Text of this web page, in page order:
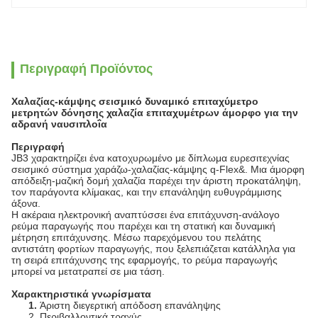
Περιγραφή Προϊόντος
Χαλαζίας-κάμψης σεισμικό δυναμικό επιταχύμετρο
μετρητών δόνησης χαλαζία επιταχυμέτρων άμορφο για την
αδρανή ναυσιπλοΐα
Περιγραφή
JB3 χαρακτηρίζει ένα κατοχυρωμένο με δίπλωμα ευρεσιτεχνίας
σεισμικό σύστημα χαράζω-χαλαζίας-κάμψης q-Flex&. Μια άμορφη
απόδειξη-μαζική δομή χαλαζία παρέχει την άριστη προκατάληψη,
τον παράγοντα κλίμακας, και την επανάληψη ευθυγράμμισης
άξονα.
Η ακέραια ηλεκτρονική αναπτύσσει ένα επιτάχυνση-ανάλογο
ρεύμα παραγωγής που παρέχει και τη στατική και δυναμική
μέτρηση επιτάχυνσης. Μέσω παρεχόμενου του πελάτης
αντιστάτη φορτίων παραγωγής, που ξελεπιάζεται κατάλληλα για
τη σειρά επιτάχυνσης της εφαρμογής, το ρεύμα παραγωγής
μπορεί να μετατραπεί σε μια τάση.
Χαρακτηριστικά γνωρίσματα
1. Άριστη διεγερτική απόδοση επανάληψης